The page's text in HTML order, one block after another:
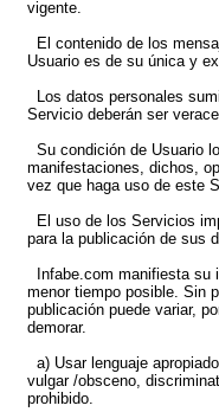
vigente.
El contenido de los
Usuario es de su única y
Los datos personales
Servicio deberán ser
Su condición de Usuario
manifestaciones, dichos,
vez que haga uso de este
El uso de los Servicios
para la publicación de sus
Infabe.com manifiesta su
menor tiempo posible. Sin
publicación puede variar,
demorar.
a) Usar lenguaje
vulgar /obsceno,
prohibido.